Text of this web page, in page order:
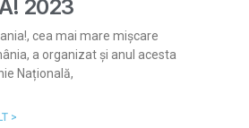
2023
cea mai mare mișcare
a organizat și anul acesta
Națională,
>